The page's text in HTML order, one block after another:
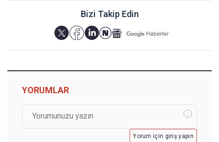
Bizi Takip Edin
YORUMLAR
Yorum için giriş yapın